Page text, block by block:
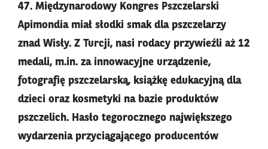
47. Międzynarodowy Kongres Pszczelarski
Apimondia miał słodki smak dla pszczelarzy
znad Wisły. Z Turcji, nasi rodacy przywieźli aż 12
medali, m.in. za innowacyjne urządzenie,
fotografię pszczelarską, książkę edukacyjną dla
dzieci oraz kosmetyki na bazie produktów
pszczelich. Hasło tegorocznego największego
wydarzenia przyciągającego producentów